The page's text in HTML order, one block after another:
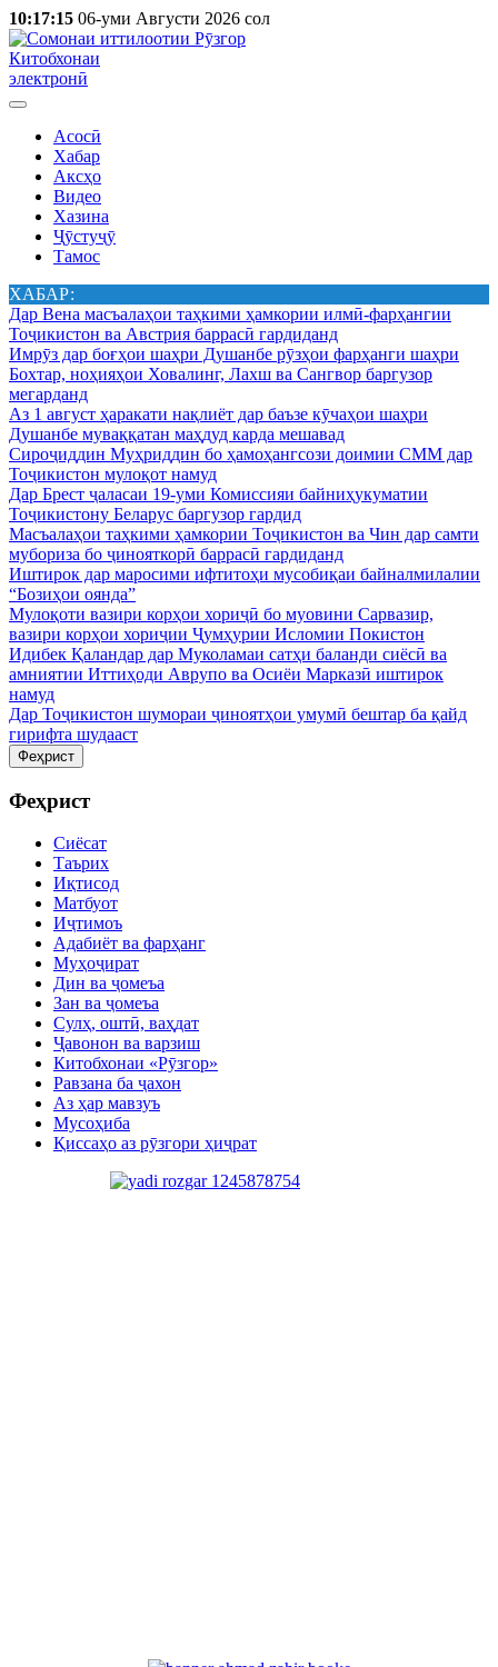
10:17:15 06-уми Августи 2026 сол
Китобхонаи
электронӣ
Асосӣ
Хабар
Аксҳо
Видео
Хазина
Ҷӯстуҷӯ
Тамос
ХАБАР:
Дар Вена масъалаҳои таҳкими ҳамкории илмӣ-фарҳангии
Тоҷикистон ва Австрия баррасӣ гардиданд
Имрӯз дар боғҳои шаҳри Душанбе рӯзҳои фарҳанги шаҳри
Бохтар, ноҳияҳои Ховалинг, Лахш ва Сангвор баргузор
мегарданд
Аз 1 август ҳаракати нақлиёт дар баъзе кӯчаҳои шаҳри
Душанбе муваққатан маҳдуд карда мешавад
Сироҷиддин Муҳриддин бо ҳамоҳангсози доимии СММ дар
Тоҷикистон мулоқот намуд
Дар Брест ҷаласаи 19-уми Комиссияи байниҳукуматии
Тоҷикистону Беларус баргузор гардид
Масъалаҳои таҳкими ҳамкории Тоҷикистон ва Чин дар самти
мубориза бо ҷинояткорӣ баррасӣ гардиданд
Иштирок дар маросими ифтитоҳи мусобиқаи байналмилалии
“Бозиҳои оянда”
Мулоқоти вазири корҳои хориҷӣ бо муовини Сарвазир,
вазири корҳои хориҷии Ҷумҳурии Исломии Покистон
Идибек Қаландар дар Муколамаи сатҳи баланди сиёсӣ ва
амниятии Иттиҳоди Аврупо ва Осиёи Марказӣ иштирок
намуд
Дар Тоҷикистон шумораи ҷиноятҳои умумӣ бештар ба қайд
гирифта шудааст
Феҳрист
Феҳрист
Сиёсат
Таърих
Иқтисод
Матбуот
Иҷтимоъ
Адабиёт ва фарҳанг
Муҳоҷират
Дин ва ҷомеъа
Зан ва ҷомеъа
Сулҳ, оштӣ, ваҳдат
Ҷавонон ва варзиш
Китобхонаи «Рӯзгор»
Равзана ба ҷахон
Аз ҳар мавзуъ
Мусоҳиба
Қиссаҳо аз рӯзгори ҳиҷрат